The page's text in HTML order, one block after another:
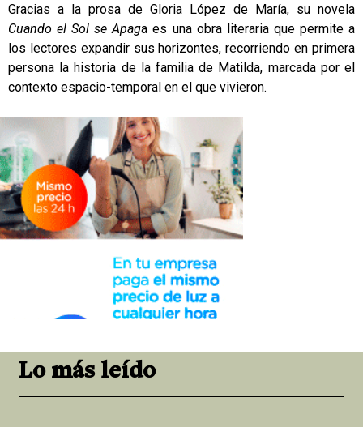
Gracias a la prosa de Gloria López de María, su novela
Cuando el Sol se Apaga es una obra literaria que permite a
los lectores expandir sus horizontes, recorriendo en primera
persona la historia de la familia de Matilda, marcada por el
contexto espacio-temporal en el que vivieron.
Lo más leído